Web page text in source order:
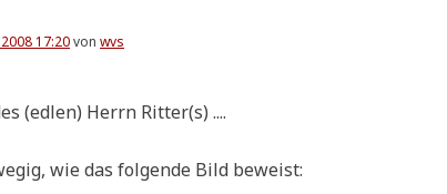
17:20von wvs
(edlen) Herrn Ritter(s) ....
wie das fol­gen­de Bild beweist: